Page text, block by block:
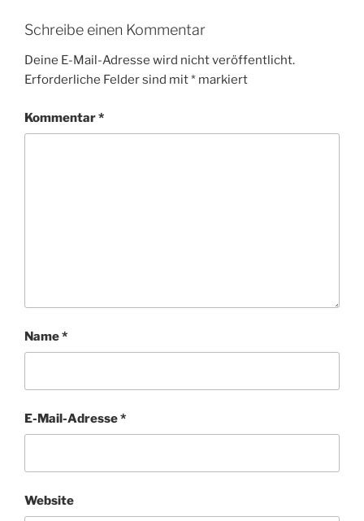
Schreibe einen Kommentar
Deine E-Mail-Adresse wird nicht veröffentlicht.
Erforderliche Felder sind mit* markiert
Kommentar*
Name*
E-Mail-Adresse*
Website